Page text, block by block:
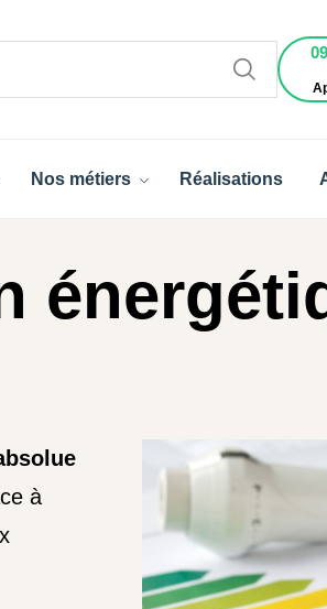
Nos métiers Réalisations
à